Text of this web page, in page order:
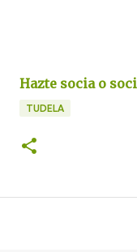
Hazte socia o
TUDELA